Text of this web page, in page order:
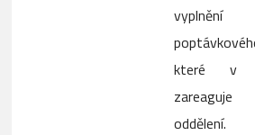
které v
zareaguje
oddělení.